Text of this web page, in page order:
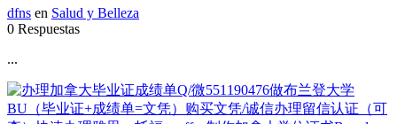
dfns en Salud y Belleza
0 Respuestas
...